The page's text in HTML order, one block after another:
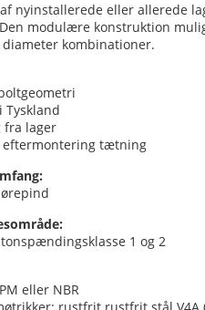
nyinstallerede eller allerede
modulære konstruktion
kombinationer.
Tyskland
fra lager
eftermontering tætning
1 og 2
eller NBR